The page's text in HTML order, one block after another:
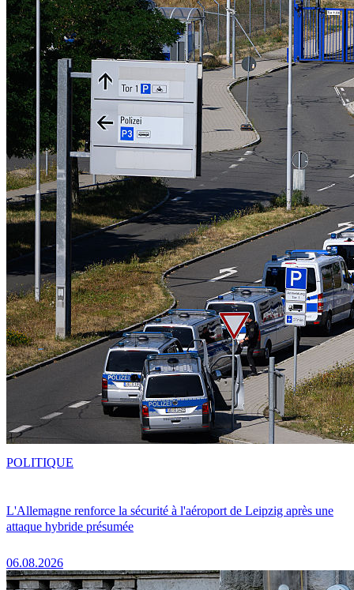
L'Allemagne renforce la sécurité à l'aéroport de Leipzig après une
attaque hybride présumée
06.08.2026
POLITIQUE